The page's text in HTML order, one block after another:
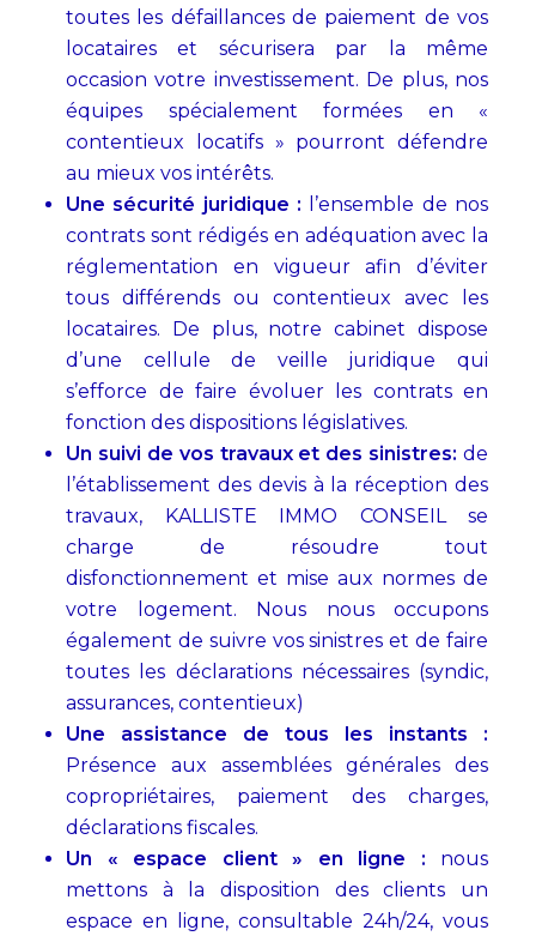
toutes les défaillances de paiement de vos
locataires et sécurisera par la même
occasion votre investissement. De plus, nos
équipes spécialement formées en «
contentieux locatifs » pourront défendre
au mieux vos intérêts.
Une sécurité juridique :
l’ensemble de nos
contrats sont rédigés en adéquation avec la
réglementation en vigueur afin d’éviter
tous différends ou contentieux avec les
locataires. De plus, notre cabinet dispose
d’une cellule de veille juridique qui
s’efforce de faire évoluer les contrats en
fonction des dispositions législatives.
Un suivi de vos travaux et des sinistres: de
l’établissement des devis à la réception des
travaux, KALLISTE IMMO CONSEIL se
charge de résoudre tout
disfonctionnement et mise aux normes de
votre logement. Nous nous occupons
également de suivre vos sinistres et de faire
toutes les déclarations nécessaires (syndic,
assurances, contentieux)
Une assistance de tous les instants :
Présence aux assemblées générales des
copropriétaires, paiement des charges,
déclarations fiscales.
Un « espace client » en ligne : nous
mettons à la disposition des clients un
espace en ligne, consultable 24h/24, vous